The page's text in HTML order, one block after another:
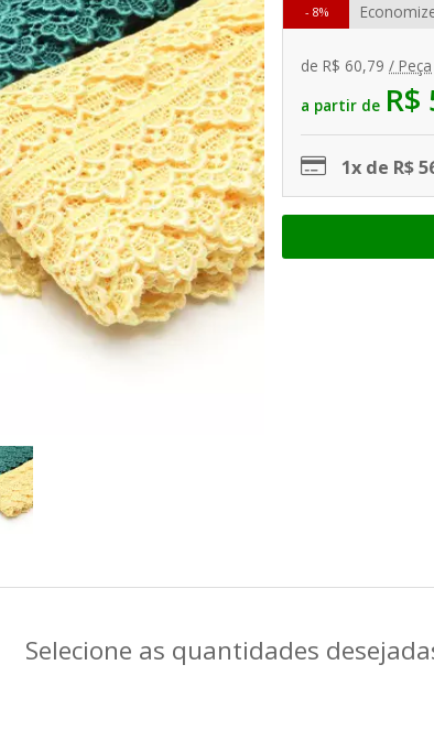
de R$ 60,79 / Peça
a partir de R$
8%
1x de R$
Selecione as quantidades